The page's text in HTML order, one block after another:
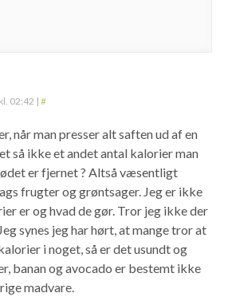
02:42 | #
når man presser alt saften ud af en
så ikke et andet antal kalorier man
er fjernet ? Altså væsentligt
frugter og grøntsager. Jeg er ikke
er og hvad de gør. Tror jeg ikke der
synes jeg har hørt, at mange tror at
i noget, så er det usundt og
banan og avocado er bestemt ikke
madvare.